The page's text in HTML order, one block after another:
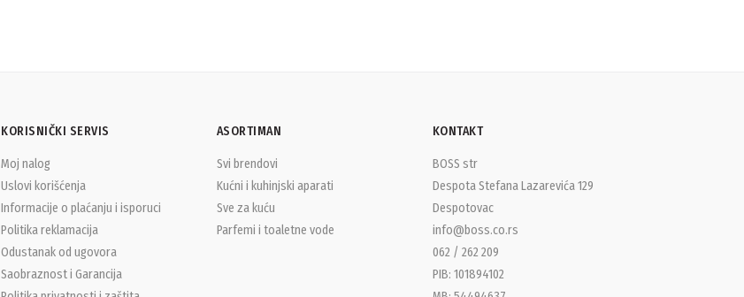
KORISNIČKI SERVIS
Moj nalog
Uslovi korišćenja
Informacije o plaćanju i isporuci
Politika reklamacija
Odustanak od ugovora
Saobraznost i Garancija
ASORTIMAN
Svi brendovi
Kućni i kuhinjski aparati
Sve za kuću
Parfemi i toaletne vode
KONTAKT
BOSS str
Despota Stefana Lazarevića 129
Despotovac
info@boss.co.rs
062 / 262 209
PIB: 101894102